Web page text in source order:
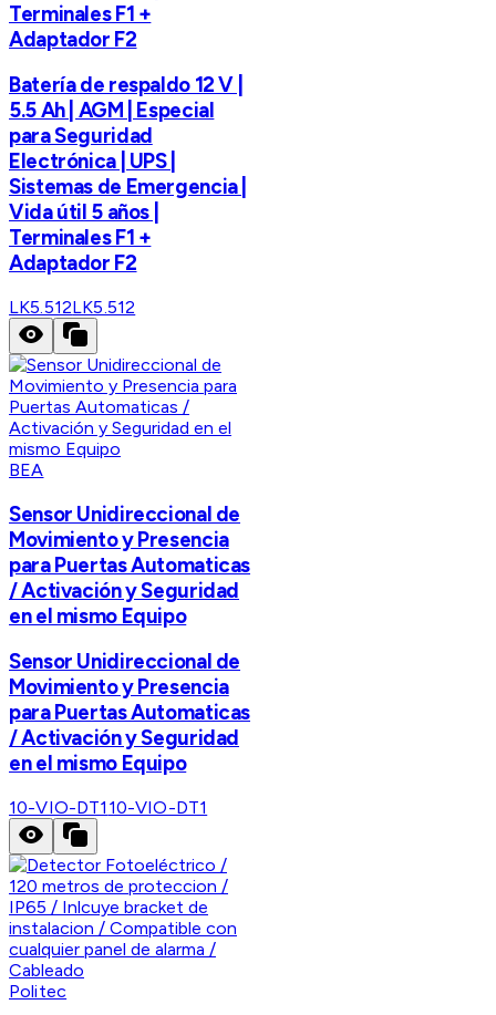
Terminales F1 +
Adaptador F2
Batería de respaldo 12 V |
5.5 Ah | AGM | Especial
para Seguridad
Electrónica | UPS |
Sistemas de Emergencia |
Vida útil 5 años |
Terminales F1 +
Adaptador F2
LK5.512LK5.512
BEA
Sensor Unidireccional de
Movimiento y Presencia
para Puertas Automaticas
/ Activación y Seguridad
en el mismo Equipo
Sensor Unidireccional de
Movimiento y Presencia
para Puertas Automaticas
/ Activación y Seguridad
en el mismo Equipo
10-VIO-DT1 10-VIO-DT1
Politec